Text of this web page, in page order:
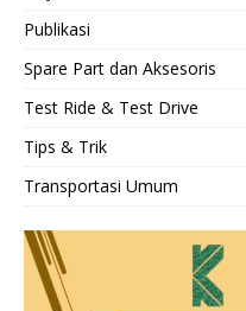
Publikasi
Spare Part dan Aksesoris
Test Ride & Test Drive
Tips & Trik
Transportasi Umum